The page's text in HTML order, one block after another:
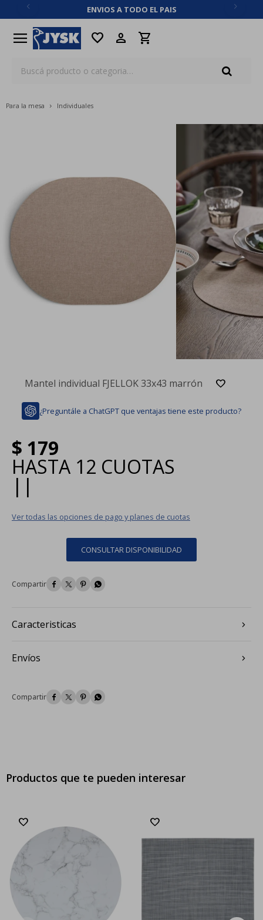
ENVIOS A TODO EL PAIS
menu favorite
Para la mesa Individuales
Mantel individual FJELLOK 33x43 marrón
¿Preguntále a ChatGPT que ventajas tiene este producto?
$ 179
HASTA 12 CUOTAS
| |
Ver todas las opciones de pago y planes de cuotas
CONSULTAR DISPONIBILIDAD
   
Caracteristicas
Envíos
   
Productos que te pueden interesar
close